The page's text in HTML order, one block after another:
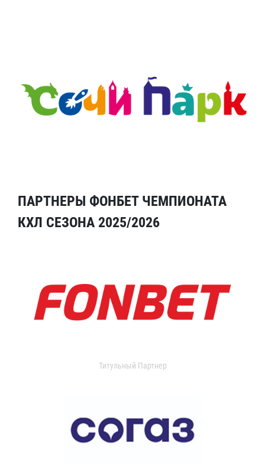
ПАРТНЕРЫ ФОНБЕТ ЧЕМПИОНАТА
КХЛ СЕЗОНА 2025/2026
Титульный Партнер